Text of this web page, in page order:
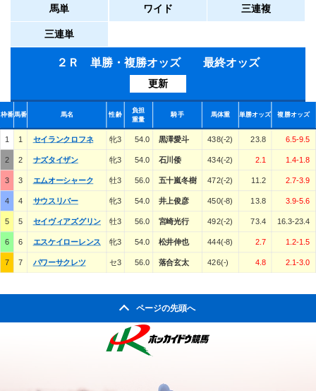
馬単 ワイド 三連複
三連単
２Ｒ 単勝・複勝オッズ 最終オッズ
更新
枠番馬番 馬名 性齢
負担
重量
騎手 馬体重 単勝オッズ 複勝オッズ
1 1 セイランクロフネ 牝3 54.0 黒澤愛斗 438(-2) 23.8 6.5-9.5
2 2 ナズタイザン 牝3 54.0 石川倭 434(-2) 2.1 1.4-1.8
3 3 エムオーシャーク 牡3 56.0 五十嵐冬樹 472(-2) 11.2 2.7-3.9
4 4 サウスリバー 牝3 54.0 井上俊彦 450(-8) 13.8 3.9-5.6
5 5 セイヴィアズグリン 牡3 56.0 宮崎光行 492(-2) 73.4 16.3-23.4
6 6 エスケイローレンス 牝3 54.0 松井伸也 444(-8) 2.7 1.2-1.5
7 7 パワーサクレツ セ3 56.0 落合玄太 426(-) 4.8 2.1-3.0
ページの先頭へ